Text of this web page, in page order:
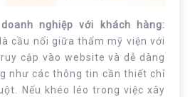
nghiệp với khách hàng:
cầu nối giữa thẩm mỹ viện với
cập vào website và dễ dàng
như các thông tin cần thiết chỉ
Nếu khéo léo trong việc xây